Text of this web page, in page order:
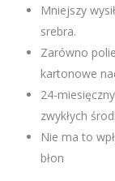
Deweloper
zamiast
Mniejszy
srebra.
Zarówno
kartonowe
24-
zwykłych